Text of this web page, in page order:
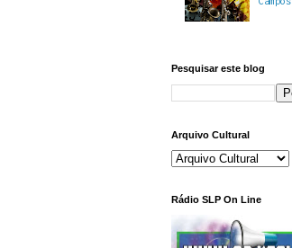
Pesquisar este blog
Arquivo Cultural
Rádio SLP On Line